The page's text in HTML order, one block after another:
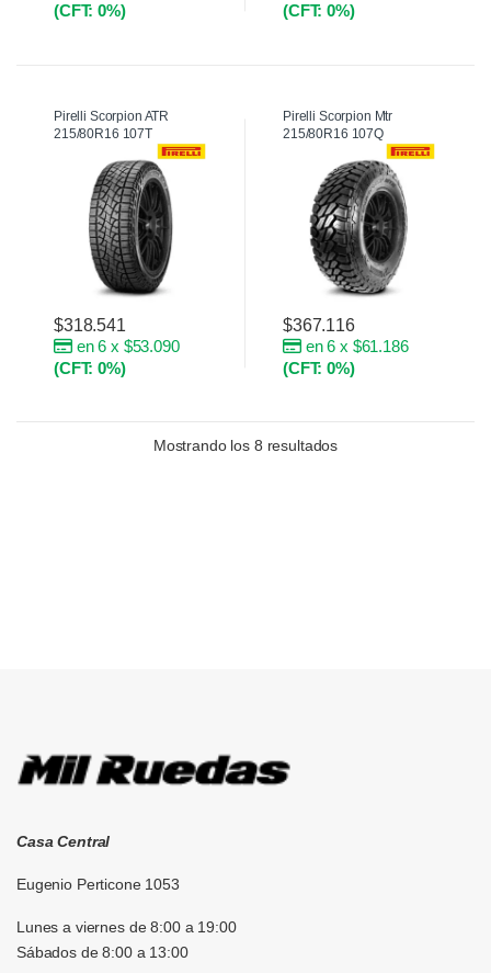
(CFT: 0%)
(CFT: 0%)
Pirelli Scorpion ATR
215/80R16 107T
$318.541
en 6 x $53.090
(CFT: 0%)
Pirelli Scorpion Mtr
215/80R16 107Q
$367.116
en 6 x $61.186
(CFT: 0%)
Mostrando los 8 resultados
Casa Central
Eugenio Perticone 1053
Lunes a viernes de 8:00 a 19:00
Sábados de 8:00 a 13:00